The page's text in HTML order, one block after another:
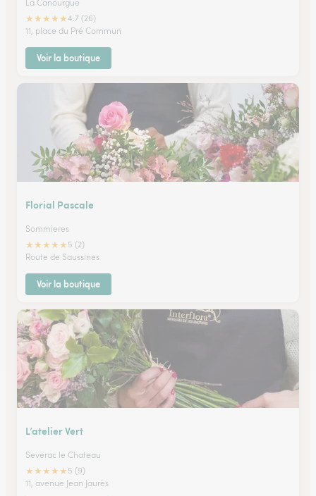
La Canourgue
★★★★★4.7 (26)
11, place du Pré Commun
Voir la boutique
Florial Pascale
Sommieres
★★★★★ 5 (2)
Route de Saussines
Voir la boutique
L’atelier Vert
Severac le Chateau
★★★★★ 5 (9)
11, avenue Jean Jaurès